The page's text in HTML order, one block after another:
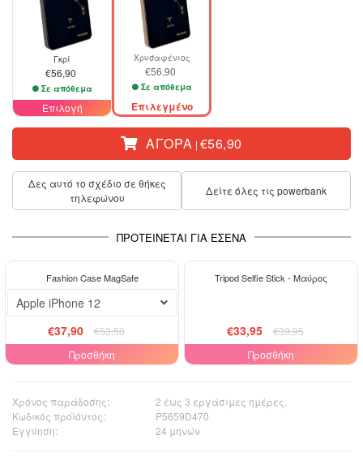
Γκρί
€56,90
Σε απόθεμα
Επιλογή
Χρυσαφένιος
€56,90
Σε απόθεμα
Επιλεγμένο
ΑΓΟΡΆ | €56,90
Δες αυτό το σχέδιο σε θήκες
τηλεφώνου
Δείτε όλες τις powerbank
ΠΡΟΤΕΊΝΕΤΑΙ ΓΙΑ ΕΣΈΝΑ
Fashion Case MagSafe
Apple iPhone 12
€37,90
€53,50
Προσθήκη
-15%
Tripod Selfie Stick - Μαύρος
€33,95
€39,95
Προσθήκη
Χρόνος παράδοσης:
2 έως 3 εργάσιμες ημέρες.
Κωδικός προϊόντος:
P5659D470
Εγγύηση:
24 μηνών